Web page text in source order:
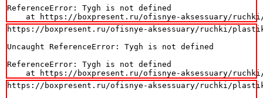
ReferenceError: Tygh is not defined
at https://boxpresent.ru/ofisnye-aksessuary/
https://boxpresent.ru/ofisnye-aksessuary/ruchki/
Uncaught ReferenceError: Tygh is not defined
ReferenceError: Tygh is not defined
at https://boxpresent.ru/ofisnye-aksessuary/
https://boxpresent.ru/ofisnye-aksessuary/ruchki/